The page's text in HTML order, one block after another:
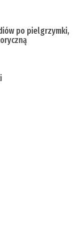
po pielgrzymki,